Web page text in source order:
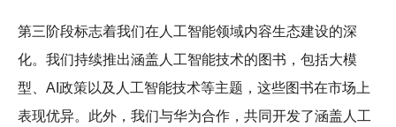
第三阶段标志着我们在人工智能领域内容生态建设的深
化。我们持续推出涵盖人工智能技术的图书，包括大模
型、AI政策以及人工智能技术等主题，这些图书在市场上
表现优异。此外，我们与华为合作，共同开发了涵盖人工